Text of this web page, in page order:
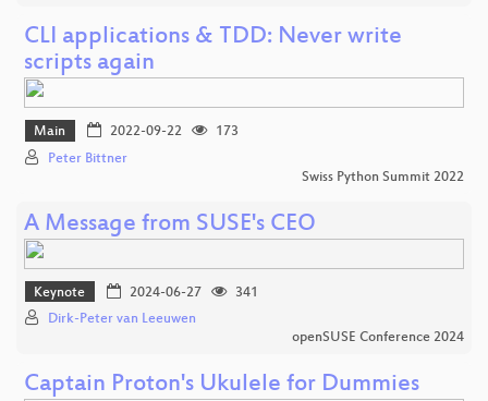
CLI applications & TDD: Never write
scripts again
Main 2022-09-22
173
Peter Bittner
Swiss Python Summit 2022
A Message from SUSE's CEO
Keynote 2024-06-27
341
Dirk-Peter van Leeuwen
openSUSE Conference 2024
Captain Proton's Ukulele for Dummies